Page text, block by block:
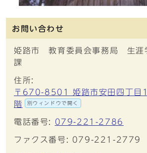
お問い合わせ
姫路市 教育委員会事務局 生
課
住所:
〒670-8501 姫路市安田四丁目
階
別ウィンドウで開く
電話番号: 079-221-2786
ファクス番号: 079-221-2779